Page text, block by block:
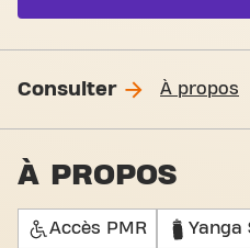
Consulter À propos
À PROPOS
Accès PMR Yanga